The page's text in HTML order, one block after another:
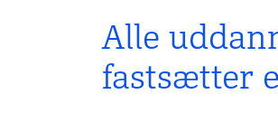
Alle
fastsætter